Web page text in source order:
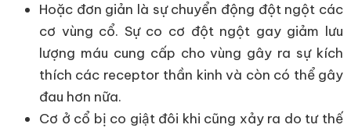
Hoặc đơn giản là sự chuyển động đột ngột các
cơ vùng cổ. Sự co cơ đột ngột gay giảm lưu
lượng máu cung cấp cho vùng gây ra sự kích
thích các receptor thần kinh và còn có thể gây
đau hơn nữa.
Cơ ở cổ bị co giật đôi khi cũng xảy ra do tư thế